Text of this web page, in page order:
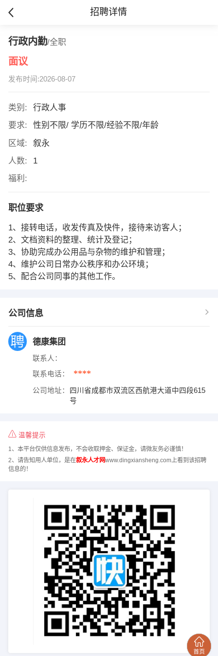
招聘详情
行政内勤/全职
面议
发布时间:2026-08-07
类别:
行政人事
要求:
性别不限/ 学历不限/经验不限/年龄
区域:
叙永
人数:
1
福利:
职位要求
1、接转电话，收发传真及快件，接待来访客人；
2、文档资料的整理、统计及登记；
3、协助完成办公用品与杂物的维护和管理；
4、维护公司日常办公秩序和办公环境；
5、配合公司同事的其他工作。
公司信息
德康集团
联系人：
联系电话： ****
公司地址：
四川省成都市双流区西航港大道中四段615
号
温馨提示
1、本平台仅供信息发布，不会收取押金、保证金，请微友务必谨慎！
2、请告知用人单位，是在叙永人才网www.dingxiansheng.com上看到该招聘
信息的！